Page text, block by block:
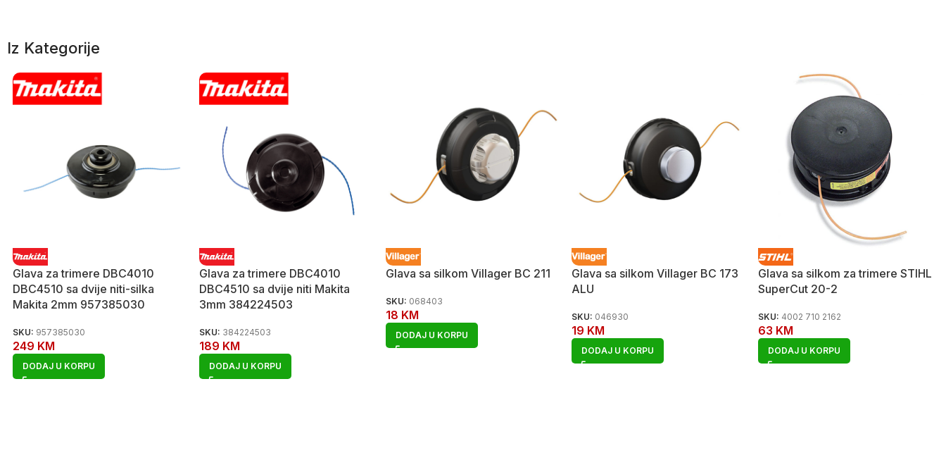
Iz Kategorije
Glava za trimere DBC4010
DBC4510 sa dvije niti-silka
Makita 2mm 957385030
SKU: 957385030
249 KM
DODAJ U KORPU
Glava za trimere DBC4010
DBC4510 sa dvije niti Makita
3mm 384224503
SKU: 384224503
189 KM
DODAJ U KORPU
Glava sa silkom Villager BC 211
SKU: 068403
18 KM
DODAJ U KORPU
Glava sa silkom Villager BC 173
ALU
SKU: 046930
19 KM
DODAJ U KORPU
Glava sa silkom za trimere STIHL
SuperCut 20-2
SKU: 4002 710 2162
63 KM
DODAJ U KORPU